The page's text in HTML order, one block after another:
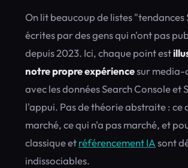
On lit beaucoup de listes "tendances
écrites par des gens qui n'ont pas
depuis 2023. Ici, chaque point est
notre propre expériencesur
avec les données Search Console et
l'appui. Pas de théorie abstraite : ce
marché, ce qui n'a pas marché, et
classique etréférencement IAsont
indissociables.